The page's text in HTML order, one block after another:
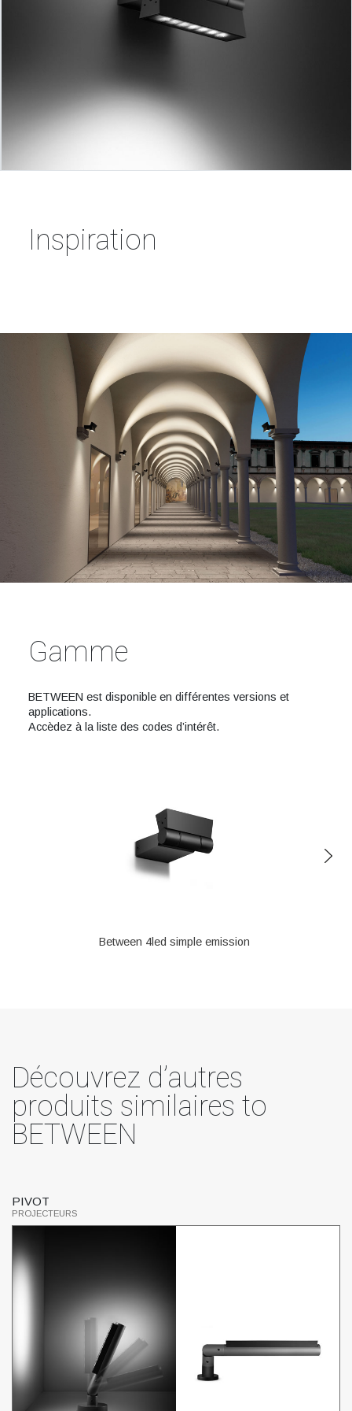
Inspiration
Gamme
BETWEEN est disponible en différentes versions et
applications.
Accèdez à la liste des codes d’intérêt.
Between 4led simple emission
Découvrez d’autres
produits similaires to
BETWEEN
PIVOT
PROJECTEURS